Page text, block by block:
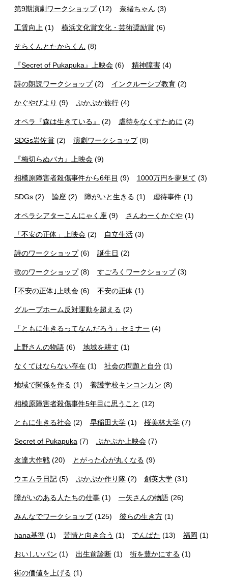
第9期演劇ワークショップ(12) 奈緒ちゃん (3)
工賃向上 (1) 横浜文化賞文化・芸術奨励賞(6)
そらくんとたからくん (8)
『Secret of Pukapuka』上映会 (6) 精神障害(4)
詩の朗読ワークショップ(2) インクルーシブ教育(2)
かぐやびより (9) ぷかぷか旅行(4)
オペラ『森は生きている』 (2) 虐待をなくすために (2)
SDGs岩佐賞 (2) 演劇ワークショップ(8)
『梅切らぬバカ』上映会 (9)
相模原障害者殺傷事件から6年目 (9) 1000万円を夢見て (3)
SDGs (2) 論座 (2) 障がいと生きる (1) 虐待事件 (1)
オペラシアターこんにゃく座 (9) さんわーくかぐや(1)
「不安の正体」上映会 (2) 自立生活(3)
詩のワークショップ(6) 誕生日 (2)
歌のワークショップ(8) すごろくワークショップ(3)
｢不安の正体｣上映会 (6) 不安の正体 (1)
グループホーム反対運動を超える (2)
「ともに生きるってなんだろう」セミナー (4)
上野さんの物語 (6) 地域を耕す (1)
なくてはならない存在 (1) 社会の問題と自分(1)
地域で関係を作る (1) 養護学校キンコンカン (8)
相模原障害者殺傷事件5年目に思うこと (12)
ともに生きる社会 (2) 早稲田大学(1) 桜美林大学 (7)
Secret of Pukapuka (7) ぷかぷか上映会(7)
友達大作戦 (20) とがった心が丸くなる (9)
ウエムラ日記 (5) ぷかぷか作り隊(2) 創英大学 (31)
障がいのある人たちの仕事 (1) 一矢さんの物語(26)
みんなでワークショップ(125) 彼らの生き方(1)
hana基準 (1) 苦情と向き合う (1) でんぱた (13) 福岡 (1)
おいしいパン (1) 出生前診断(1) 街を豊かにする (1)
街の価値を上げる (1)